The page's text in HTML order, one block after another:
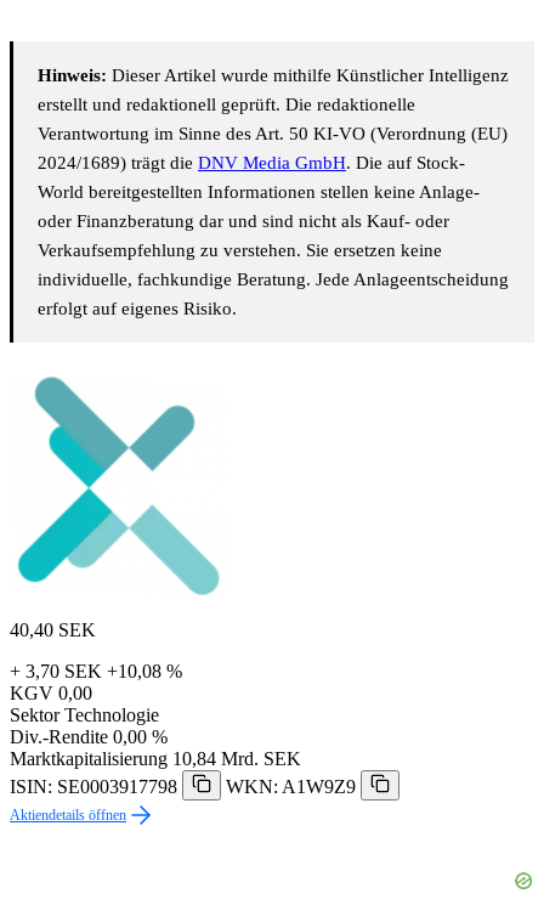
Hinweis: Dieser Artikel wurde mithilfe Künstlicher Intelligenz
erstellt und redaktionell geprüft. Die redaktionelle
Verantwortung im Sinne des Art. 50 KI-VO (Verordnung (EU)
2024/1689) trägt die DNV Media GmbH. Die auf Stock-
World bereitgestellten Informationen stellen keine Anlage-
oder Finanzberatung dar und sind nicht als Kauf- oder
Verkaufsempfehlung zu verstehen. Sie ersetzen keine
individuelle, fachkundige Beratung. Jede Anlageentscheidung
erfolgt auf eigenes Risiko.
40,40 SEK
+ 3,70 SEK +10,08 %
KGV 0,00
Sektor Technologie
Div.-Rendite 0,00 %
Marktkapitalisierung 10,84 Mrd. SEK
ISIN: SE0003917798
WKN: A1W9Z9
Aktiendetails öffnen